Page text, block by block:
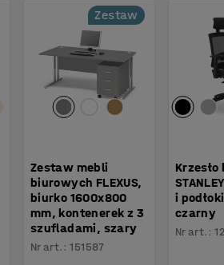
Zestaw
Zestaw mebli
biurowych FLEXUS,
biurko 1600x800
mm, kontenerek z 3
szufladami, szary
Nr art. :151587
i
czarny
Nr art. :